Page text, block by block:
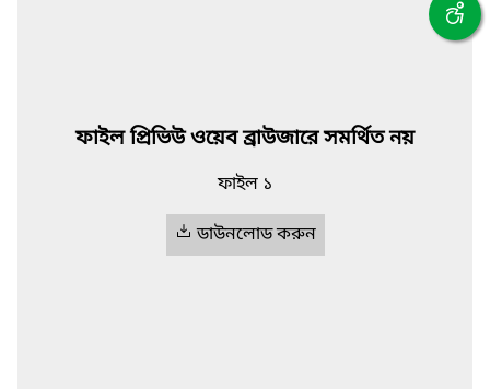
ফাইল প্রিভিউ ওয়েব ব্রাউজারে সমর্থিত নয়
ফাইল ১
ডাউনলোড করুন